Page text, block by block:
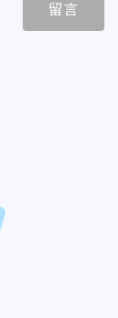
留言